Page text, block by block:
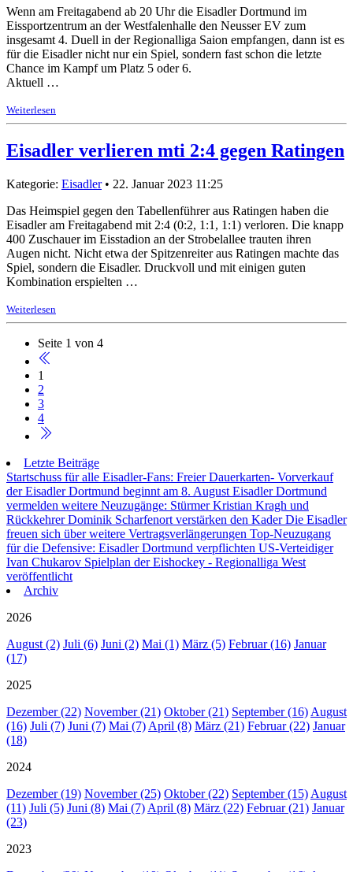
Wenn am Freitagabend ab 20 Uhr die Eisadler Dortmund im
Eissportzentrum an der Westfalenhalle den Neusser EV zum
insgesamt 4. Duell in der Regionalliga Saion empfangen, dann ist es
für die Eisadler nicht nur ein Spiel, sondern fast schon die letzte
Chance im Kampf um Platz 5 oder 6.
Aktuell …
Weiterlesen
Eisadler verlieren mti 2:4 gegen Ratingen
Kategorie: Eisadler• 22. Januar 2023 11:25
Das Heimspiel gegen den Tabellenführer aus Ratingen haben die
Eisadler am Freitagabend mit 2:4 (0:2, 1:1, 1:1) verloren. Die knapp
400 Zuschauer im Eisstadion an der Strobelallee trauten ihren
Augen nicht. Nicht etwa der Spitzenreiter aus Ratingen machte das
Spiel, sondern die Eisadler. Druckvoll und mit einigen guten
Kombination erspielten …
Weiterlesen
Seite 1 von 4
1
2
3
4
Letzte Beiträge
Startschuss für alle Eisadler-Fans: Freier Dauerkarten- Vorverkauf
der Eisadler Dortmund beginnt am 8. AugustEisadler Dortmund
vermelden weitere Neuzugänge: Stürmer Kristian Kragh und
Rückkehrer Dominik Scharfenort verstärken den KaderDie Eisadler
freuen sich über weitere Vertragsverlängerungen Top-Neuzugang
für die Defensive: Eisadler Dortmund verpflichten US-Verteidiger
Ivan Chukarov Spielplan der Eishockey - Regionalliga West
veröffentlicht
Archiv
2026
August (2) Juli (6) Juni (2) Mai (1) März (5) Februar (16) Januar
(17)
2025
Dezember (22) November (21) Oktober (21) September (16)August
(16) Juli (7) Juni (7) Mai (7)April (8) März (21) Februar (22) Januar
(18)
2024
Dezember (19) November (25) Oktober (22) September (15)August
(11) Juli (5) Juni (8) Mai (7)April (8) März (22) Februar (21) Januar
(23)
2023